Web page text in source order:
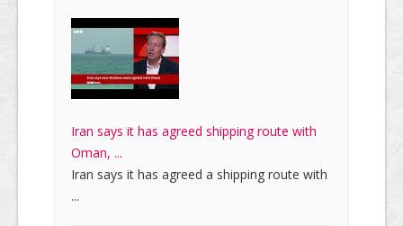
Iran says it has agreed shipping route with
Oman, ...
Iran says it has agreed a shipping route with
...